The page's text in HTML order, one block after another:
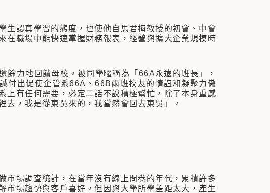
認真學習的態度，也使他自馬君梅教授的初會、中會
在職場中能快速掌握財務報表，經營與擴大企業規模時
力地回饋母校。被同學暱稱為「66A永遠的班長」，
付出促使企管系66A、66B兩班校友的情誼和凝聚力傲
上有任何需要，必定二話不說積極幫忙，除了本身重感
去，我是從東吳來的，我當然會回去東吳」。
場調查統計，在當年沒有線上問卷的年代，累積許多
市場趨勢與客戶喜好。但因與大學所學差距太大，產生